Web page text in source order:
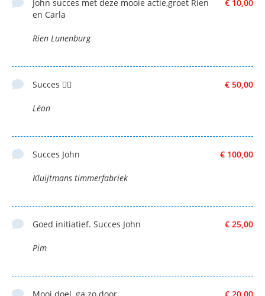
€ 10,00
John succes met deze mooie actie,groet Rien
en Carla
Rien Lunenburg
€ 50,00
Succes 🚴‍♂️
Léon
€ 100,00
Succes John
Kluijtmans timmerfabriek
€ 25,00
Goed initiatief. Succes John
Pim
€ 20,00
Mooi doel, ga zo door.